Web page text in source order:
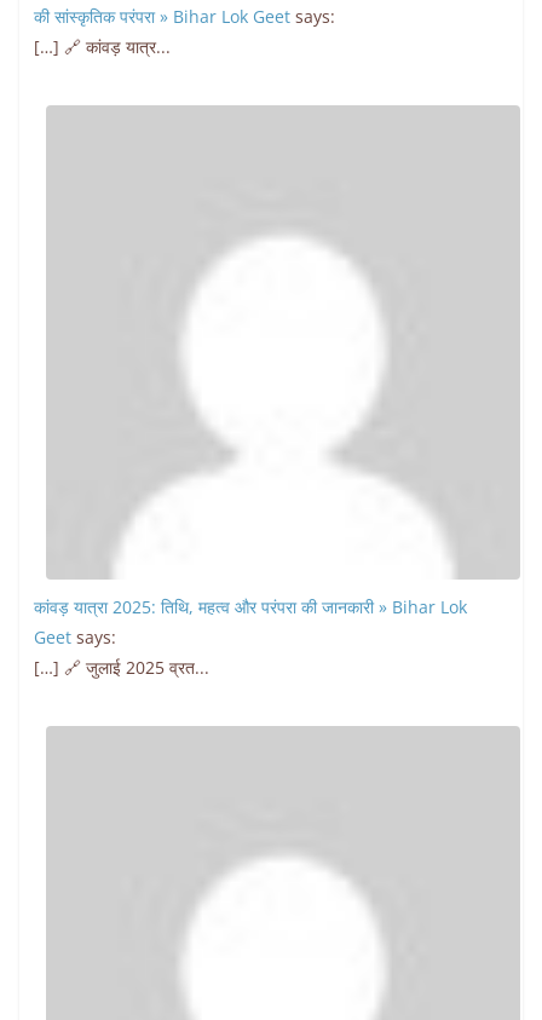
की सांस्कृतिक परंपरा » Bihar Lok Geet says:
[…] 🔗 कांवड़ यात्र...
कांवड़ यात्रा 2025: तिथि, महत्व और परंपरा की जानकारी » Bihar Lok
Geet says:
[…] 🔗 जुलाई 2025 व्रत...